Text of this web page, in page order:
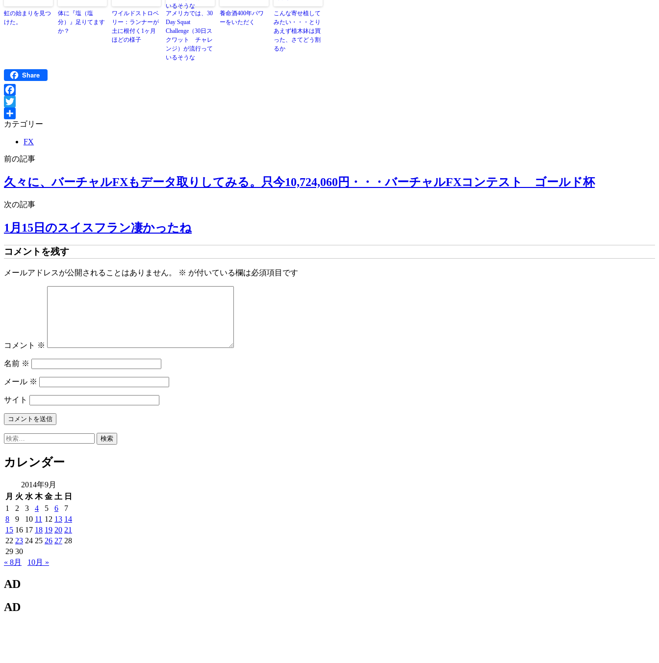
虹の始まりを見つ
けた。
体に『塩（塩
分）』足りてます
か？
ワイルドストロベ
リー：ランナーが
土に根付く1ヶ月
ほどの様子
アメリカでは、30
Day Squat
Challenge（30日ス
クワット チャレ
ンジ）が流行って
いるそうな
養命酒400年パワ
ーをいただく
こんな寄せ植して
みたい・・・とり
あえず植木鉢は買
った、さてどう割
るか
Share
Facebook
Twitter
共
カテゴリー
FX
前の記事
久々に、バーチャルFXもデータ取りしてみる。只今10,724,060円・・・バーチャルFXコンテスト ゴールド杯
次の記事
1月15日のスイスフラン凄かったね
コメントを残す
メールアドレスが公開されることはありません。 ※ が付いている欄は必須項目です
コメント ※
名前 ※
メール ※
サイト
検
カレンダー
2014年9月
月 火 水 木 金 土 日
1
2 3 4 5 6
7
8
9 10 11 12 13 14
15 16 17 18 19 20 21
22 23 24 25 26 27 28
29 30
« 8月
10月 »
AD
AD